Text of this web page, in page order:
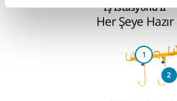
İş İstasyonu II
Her Şeye Hazır
1
2